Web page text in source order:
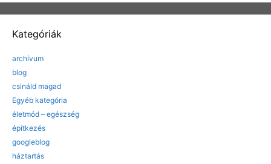
Kategóriák
archívum
blog
csináld magad
Egyéb kategória
életmód – egészség
építkezés
googleblog
háztartás